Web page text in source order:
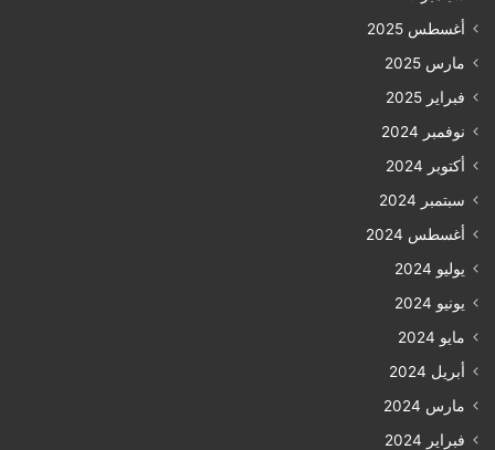
أغسطس 2025
مارس 2025
فبراير 2025
نوفمبر 2024
أكتوبر 2024
سبتمبر 2024
أغسطس 2024
يوليو 2024
يونيو 2024
مايو 2024
أبريل 2024
مارس 2024
فبراير 2024